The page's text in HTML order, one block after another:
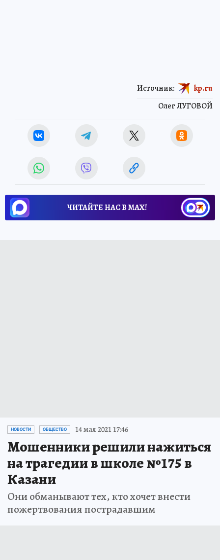
Олег ЛУГОВОЙ
Источник: kp.ru
ЧИТАЙТЕ НАС В МАХ!
НОВОСТИ ОБЩЕСТВО 14 мая 2021 17:46
Мошенники решили нажиться
на трагедии в школе №175 в
Казани
Они обманывают тех, кто хочет внести
пожертвования пострадавшим